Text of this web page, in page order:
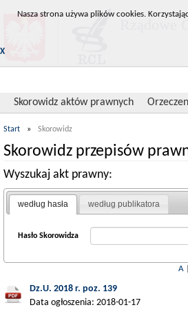
Skorowidz aktów prawnych
Start » Skorowidz
Skorowidz przepisów
Wyszukaj akt prawny:
według hasła według publikatora
Hasło Skorowidza
A|
Dz.U. 2018 r. poz. 139
Data ogłoszenia: 2018-01-17
Nasza strona używa plików cookies.
X